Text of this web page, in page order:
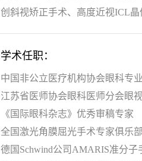
创斜视矫正手术、高度近视ICL晶
学术任职：
中国非公立医疗机构协会眼科专
江苏省医师协会眼科医师分会眼
《国际眼科杂志》优秀审稿专家
全国激光角膜屈光手术专家俱乐
德国Schwind公司AMARIS准分